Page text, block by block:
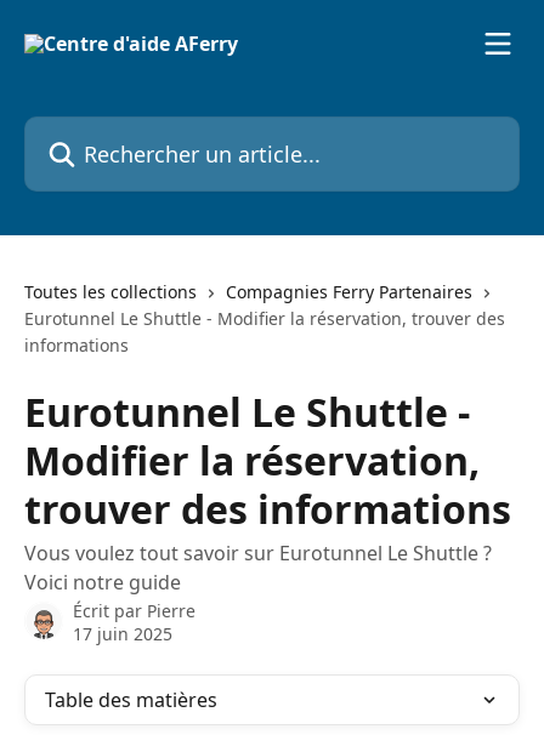
Rechercher un article...
Toutes les collections
Compagnies Ferry Partenaires
Eurotunnel Le Shuttle - Modifier la réservation, trouver des
informations
Eurotunnel Le Shuttle -
Modifier la réservation,
trouver des informations
Vous voulez tout savoir sur Eurotunnel Le Shuttle ?
Voici notre guide
Écrit par Pierre
17 juin 2025
Table des matières